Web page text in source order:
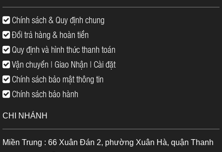
Chức năng đo 2. Đo diện tích, thể tích
Hiển thị màn hình
4 màu
Đèn màn hình
Cảm biến ánh sáng
AAA, 2×1.5V LR03
Thời gian sử dụng Pin
Trọng lượng
Hãy đến với Địa Long để nhận được những sản phẩm tuyệt vời
Chính sách & Quy định chung
Đổi trả hàng & hoàn tiền
Quy định và hình thức thanh toán
Vận chuyển | Giao Nhận | Cài đặt
Chính sách bảo mật thông tin
Chính sách bảo hành
CHI NHÁNH
Miền Trung : 66 Xuân Đán 2, phường Xuân Hà, quận Thanh